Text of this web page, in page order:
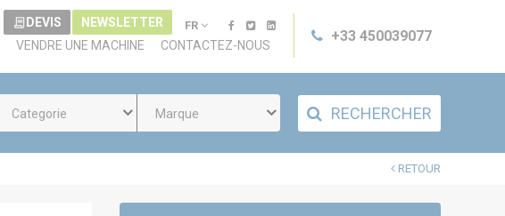
+33 450039077
DEVIS NEWSLETTER FR
VENDRE UNE MACHINE CONTACTEZ-NOUS
Categorie Marque RECHERCHER
RETOUR